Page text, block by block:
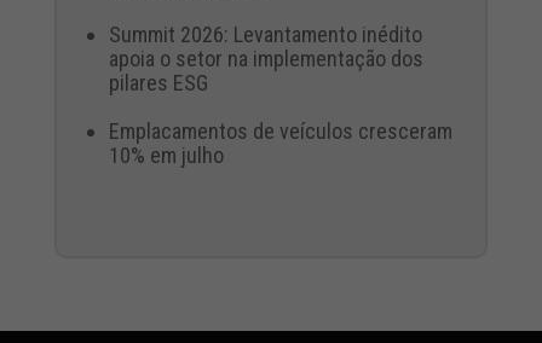
Summit 2026: Levantamento inédito
apoia o setor na implementação dos
pilares ESG
Emplacamentos de veículos cresceram
10% em julho